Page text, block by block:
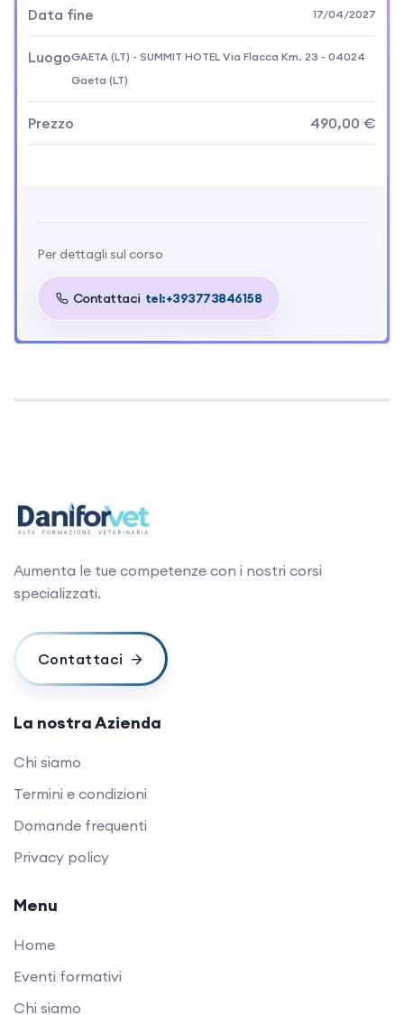
Data fine 17/04/2027
LuogoGAETA (LT) - SUMMIT HOTEL Via Flacca Km. 23 - 04024
Gaeta (LT)
Prezzo 490,00 €
Per dettagli sul corso
Contattaci tel:+393773846158
Aumenta le tue competenze con i nostri corsi
specializzati.
Contattaci
La nostra Azienda
Chi siamo
Termini e condizioni
Domande frequenti
Privacy policy
Menu
Home
Eventi formativi
Chi siamo